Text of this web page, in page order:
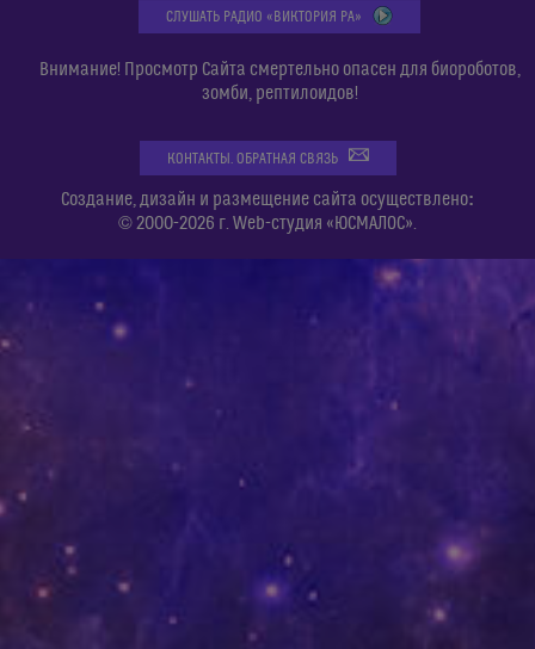
СЛУШАТЬ РАДИО «ВИКТОРИЯ РА»
Внимание! Просмотр Сайта смертельно опасен для биороботов,
зомби, рептилоидов!
КОНТАКТЫ. ОБРАТНАЯ СВЯЗЬ
Создание, дизайн и размещение сайта осуществлено:
© 2000-2026 г. Web-студия «ЮСМАЛОС».